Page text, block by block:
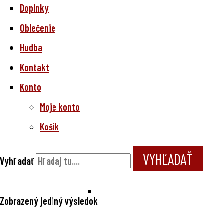
Doplnky
Oblečenie
Hudba
Kontakt
Konto
Moje konto
Košík
Vyhľadať VYHĽADAŤ
Zobrazený jediný výsledok